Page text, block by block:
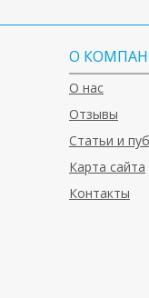
О
О нас
Отзывы
Статьи и
Карта сайта
Контакты